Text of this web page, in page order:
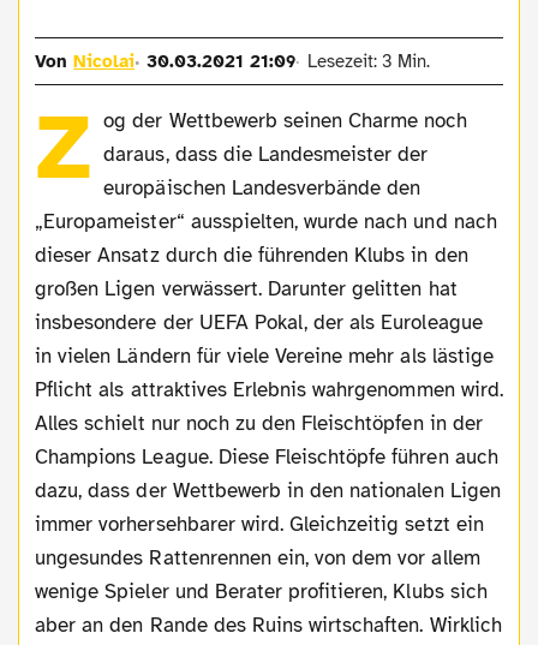
VonNicolai 30.03.2021 21:09 Lesezeit: 3 Min.
Z og der Wettbewerb seinen Charme noch
daraus, dass die Landesmeister der
europäischen Landesverbände den
„Europameister“ ausspielten, wurde nach und nach
dieser Ansatz durch die führenden Klubs in den
großen Ligen verwässert. Darunter gelitten hat
insbesondere der UEFA Pokal, der als Euroleague
in vielen Ländern für viele Vereine mehr als lästige
Pflicht als attraktives Erlebnis wahrgenommen wird.
Alles schielt nur noch zu den Fleischtöpfen in der
Champions League. Diese Fleischtöpfe führen auch
dazu, dass der Wettbewerb in den nationalen Ligen
immer vorhersehbarer wird. Gleichzeitig setzt ein
ungesundes Rattenrennen ein, von dem vor allem
wenige Spieler und Berater profitieren, Klubs sich
aber an den Rande des Ruins wirtschaften. Wirklich